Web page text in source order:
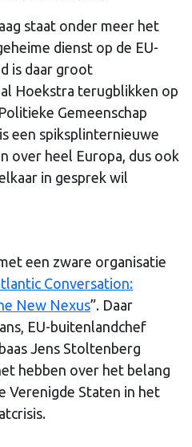
staat onder meer het
dienst op de EU-
is daar groot
Hoekstra terugblikken op
Gemeenschap
een spiksplinternieuwe
over heel Europa, dus ook
in gesprek wil
een zware organisatie
Conversation:
New Nexus”. Daar
EU-buitenlandchef
Jens Stoltenberg
hebben over het belang
Verenigde Staten in het